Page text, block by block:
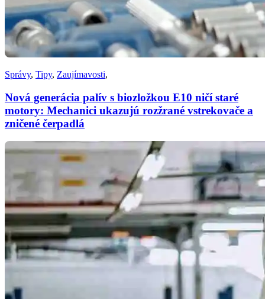
Správy, Tipy, Zaujímavosti,
Nová generácia palív s biozložkou E10 ničí staré
motory: Mechanici ukazujú rozžrané vstrekovače a
zničené čerpadlá